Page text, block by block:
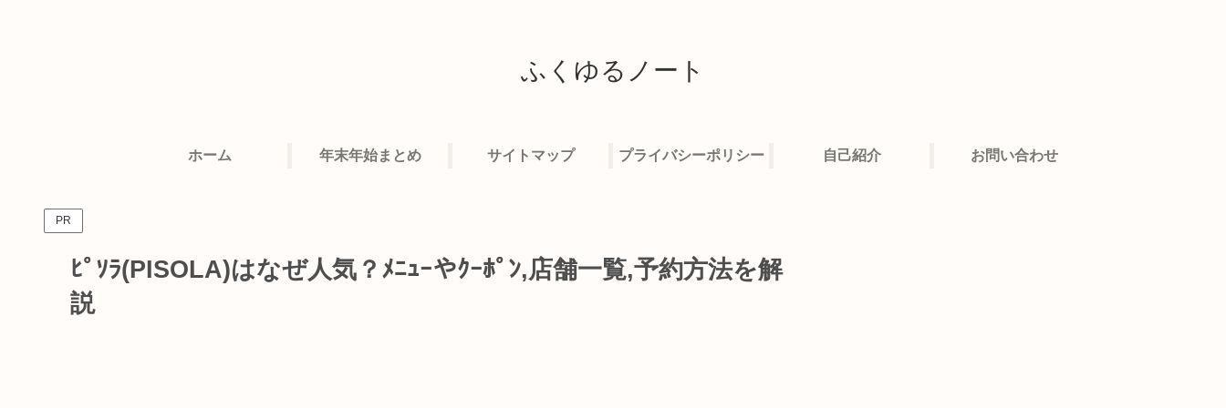
ふくゆるノート
ホーム 年末年始まとめ サイトマップ プライバシーポリシー 自己紹介 お問い合わせ
PR
ﾋﾟｿﾗ(PISOLA)はなぜ人気？ﾒﾆｭｰやｸｰﾎﾟﾝ,店舗一覧,予約方法を解
説